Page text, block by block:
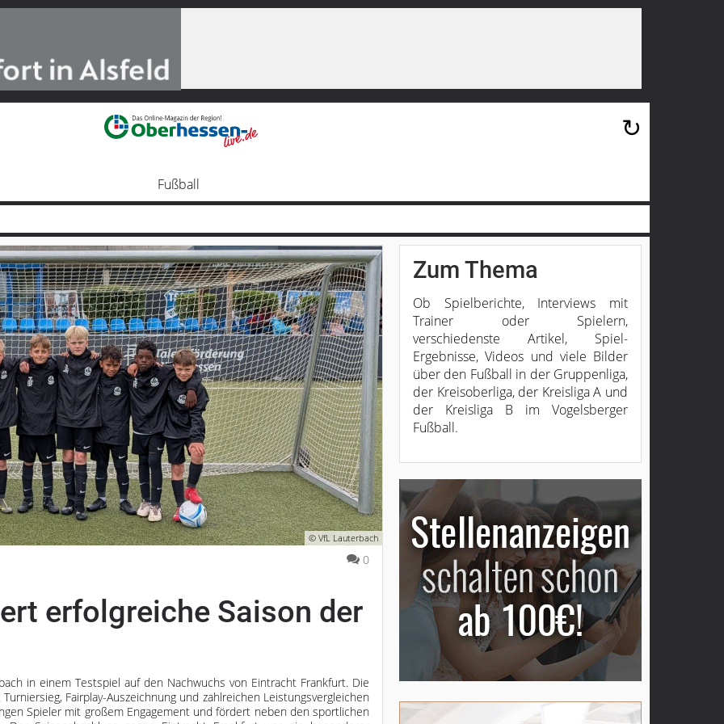
↻
Fußball
© VfL Lauterbach
0
erfolgreiche Saison der
in einem Testspiel auf den Nachwuchs von Eintracht Frankfurt. Die
Fairplay-Auszeichnung und zahlreichen Leistungsvergleichen
Spieler mit großem Engagement und fördert neben den sportlichen
Zum Thema
Ob Spielberichte, Interviews mit
Trainer oder Spielern,
verschiedenste Artikel, Spiel-
Ergebnisse, Videos und viele Bilder
über den Fußball in der Gruppenliga,
der Kreisoberliga, der Kreisliga A und
der Kreisliga B im Vogelsberger
Fußball.